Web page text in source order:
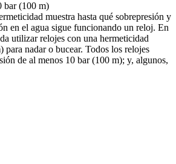
bar (100 m)
muestra hasta qué sobrepresión y
en el agua sigue funcionando un reloj. En
utilizar relojes con una hermeticidad
nadar o bucear. Todos los relojes
de al menos 10 bar (100 m); y, algunos,